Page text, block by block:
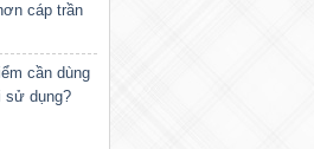
cáp trần
cần dùng
sử dụng?